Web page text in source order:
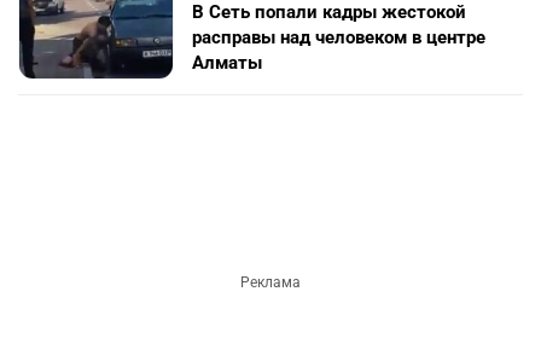
В Сеть попали кадры жестокой
расправы над человеком в центре
Алматы